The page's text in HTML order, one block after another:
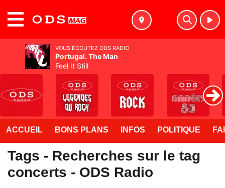
ACCUEIL BONS PLANS INFOS POLITIQUE
Tags - Recherches sur le tag
concerts - ODS Radio
VOUS ÉCOUTEZ ODS RADIO
Portugal. The Man
Feel It Still